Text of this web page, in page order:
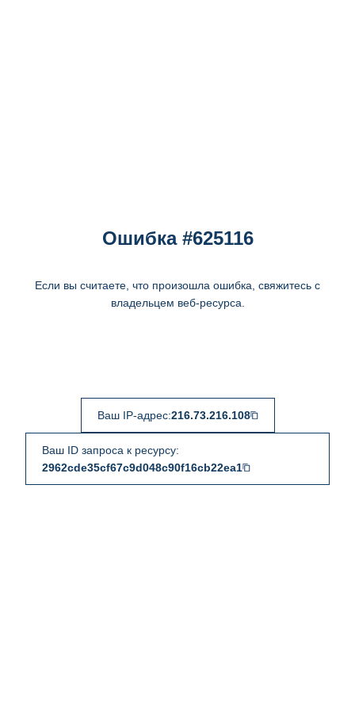
Ошибка #625116
Если вы считаете, что произошла ошибка, свяжитесь с
владельцем веб-ресурса.
Ваш IP-адрес:216.73.216.108
Ваш ID запроса к ресурсу:
2962cde35cf67c9d048c90f16cb22ea1